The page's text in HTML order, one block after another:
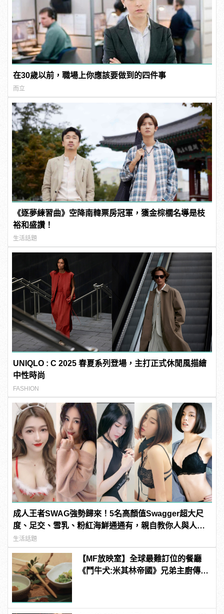
在30歲以前，職場上你應該要做到的四件事
而立
《逐夢練習曲》空降南韓票房冠軍，獲金棕櫚名導是枝
裕和盛讚！
生活話題
UNIQLO : C 2025 春夏系列登場，主打正式休閒風描繪
中性時尚
FASHION
成人王者SWAG強勢歸來！5名高顏值Swagger超大尺
度、足交、雪乳、粉紅海鮮通通有，親自教你人與人的
連結！ | manfashion這樣變型男
生活話題
【MF放映室】全球最難訂位的餐廳
《鬥牛犬:米其林帝國》兄弟主廚傳奇